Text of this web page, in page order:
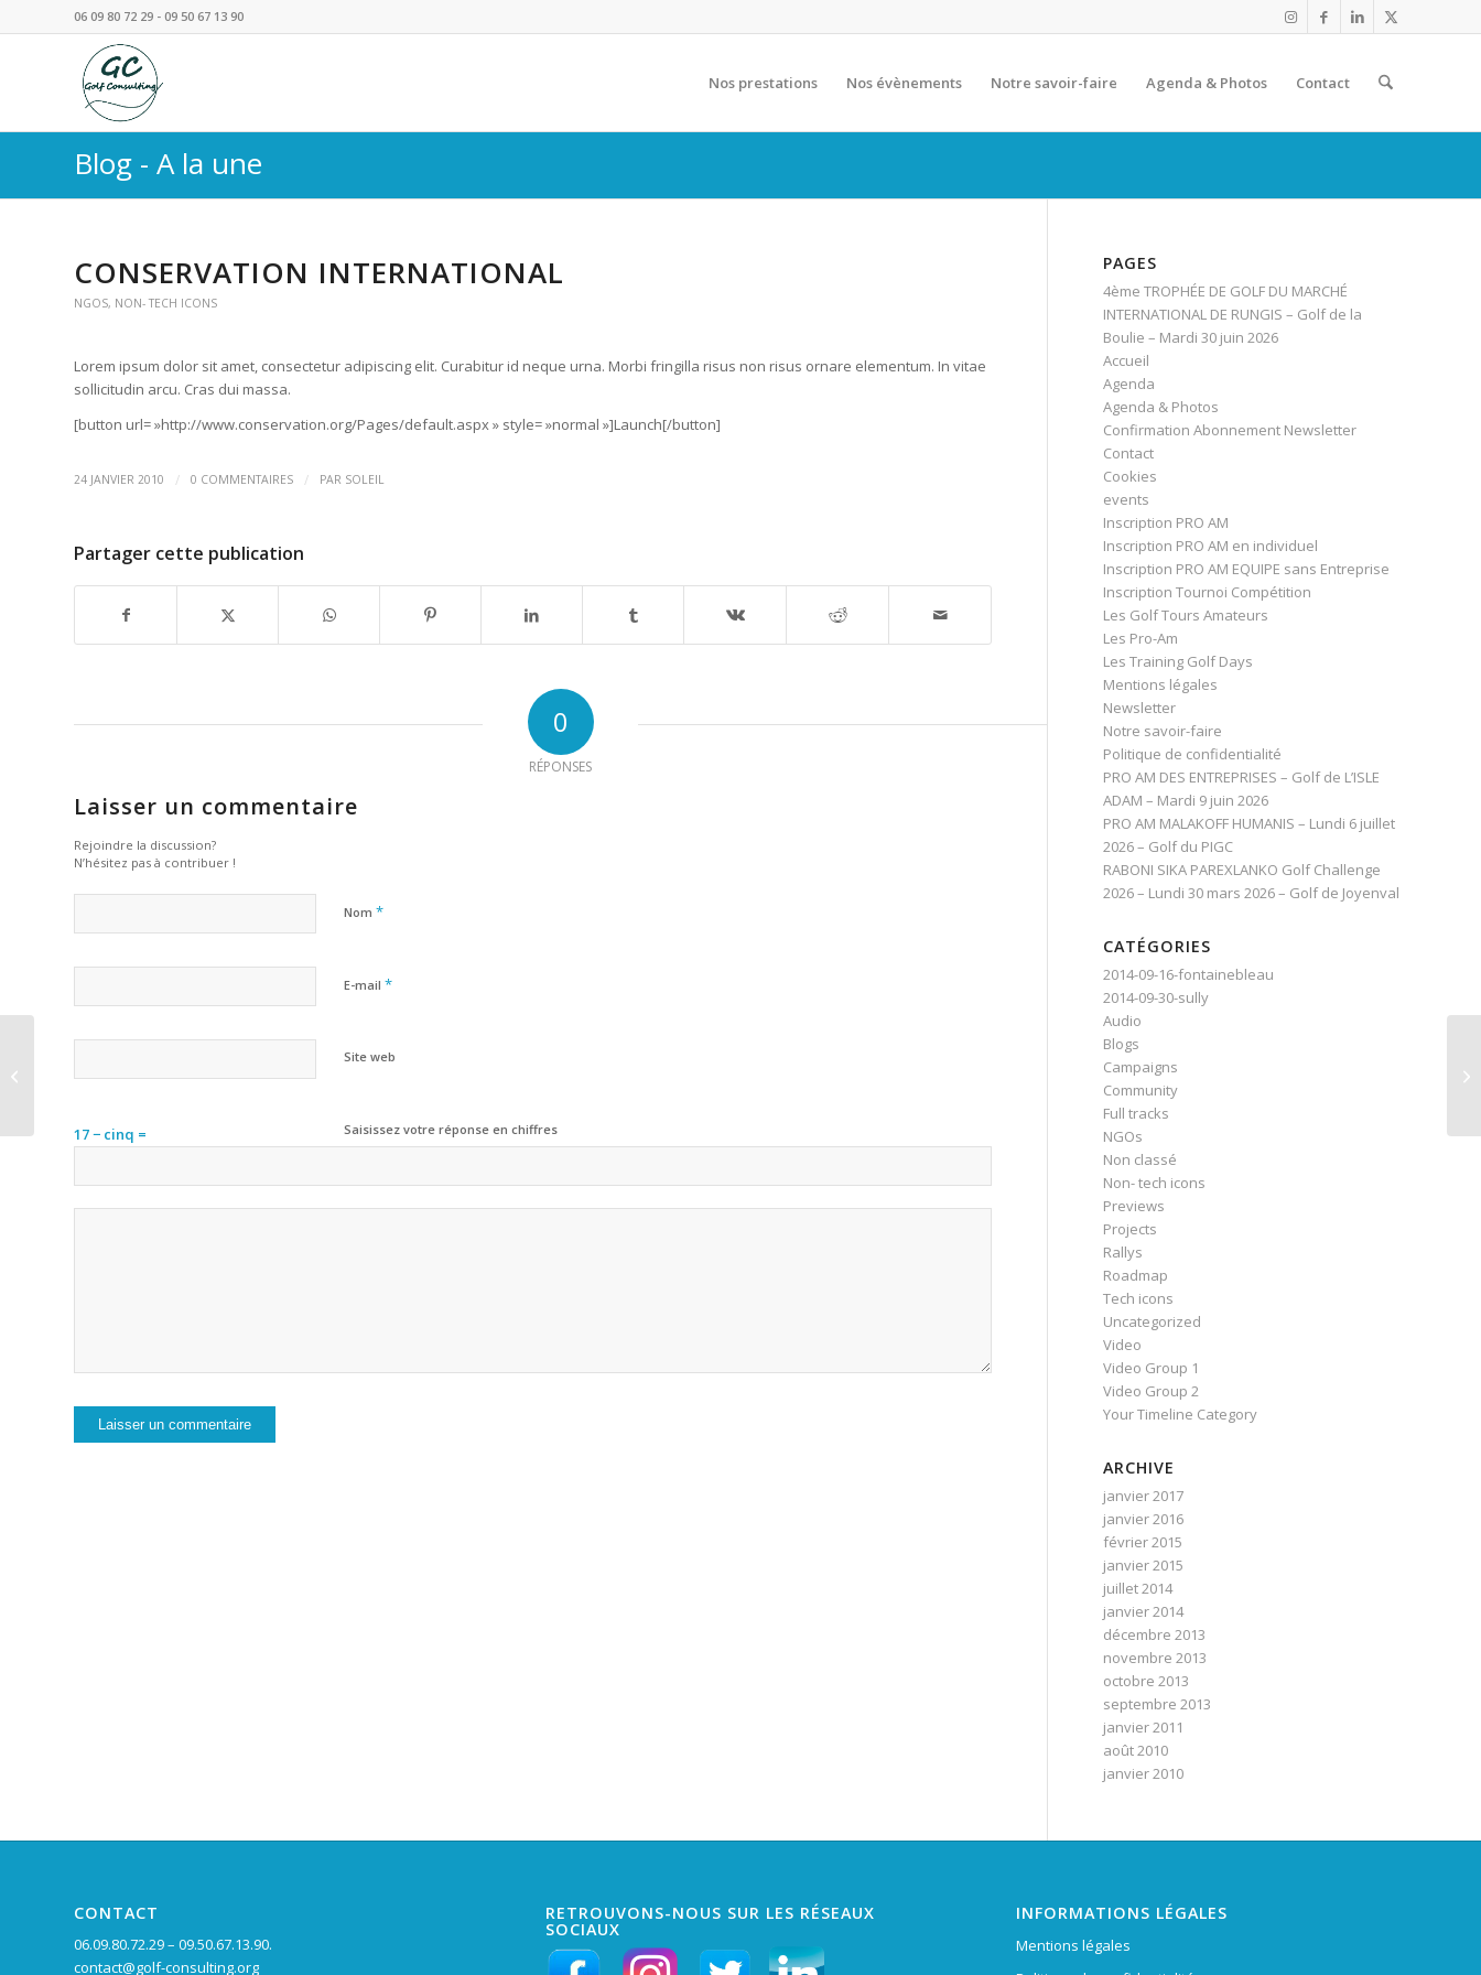
06 09 80 72 29 - 09 50 67 13 90
Nos prestations Nos évènements Notre savoir-faire Agenda & Photos Contact
Blog - A la une
CONSERVATION INTERNATIONAL
NGOS, NON- TECH ICONS
Lorem ipsum dolor sit amet, consectetur adipiscing elit. Curabitur id neque urna. Morbi fringilla risus non risus ornare elementum. In vitae
sollicitudin arcu. Cras dui massa.
[button url= »http://www.conservation.org/Pages/default.aspx » style= »normal »]Launch[/button]
24 JANVIER 2010 / 0 COMMENTAIRES / PAR SOLEIL
Partager cette publication
0
RÉPONSES
Laisser un commentaire
Rejoindre la discussion?
N’hésitez pas à contribuer !
Nom *
E-mail *
Site web
Saisissez votre réponse en chiffres
17 − cinq =
PAGES
4ème TROPHÉE DE GOLF DU MARCHÉ
INTERNATIONAL DE RUNGIS – Golf de la
Boulie – Mardi 30 juin 2026
Accueil
Agenda
Agenda & Photos
Confirmation Abonnement Newsletter
Contact
Cookies
events
Inscription PRO AM
Inscription PRO AM en individuel
Inscription PRO AM EQUIPE sans Entreprise
Inscription Tournoi Compétition
Les Golf Tours Amateurs
Les Pro-Am
Les Training Golf Days
Mentions légales
Newsletter
Notre savoir-faire
Politique de confidentialité
PRO AM DES ENTREPRISES – Golf de L’ISLE
ADAM – Mardi 9 juin 2026
PRO AM MALAKOFF HUMANIS – Lundi 6 juillet
2026 – Golf du PIGC
RABONI SIKA PAREXLANKO Golf Challenge
2026 – Lundi 30 mars 2026 – Golf de Joyenval
CATÉGORIES
2014-09-16-fontainebleau
2014-09-30-sully
Audio
Blogs
Campaigns
Community
Full tracks
NGOs
Non classé
Non- tech icons
Previews
Projects
Rallys
Roadmap
Tech icons
Uncategorized
Video
Video Group 1
Video Group 2
Your Timeline Category
ARCHIVE
janvier 2017
janvier 2016
février 2015
janvier 2015
juillet 2014
janvier 2014
décembre 2013
novembre 2013
octobre 2013
septembre 2013
janvier 2011
août 2010
janvier 2010
CONTACT
06.09.80.72.29 – 09.50.67.13.90.
contact@golf-consulting.org
RETROUVONS-NOUS SUR LES RÉSEAUX
SOCIAUX
INFORMATIONS LÉGALES
Mentions légales
Siemens